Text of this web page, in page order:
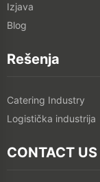
Izjava
Blog
Rešenja
Catering Industry
Logistička industrija
CONTACT US